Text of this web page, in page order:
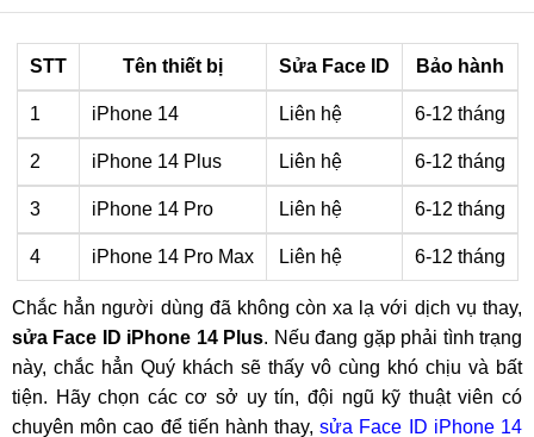
STT Tên thiết bị Sửa Face ID Bảo hành
1 iPhone 14 Liên hệ 6-12 tháng
2 iPhone 14 Plus Liên hệ 6-12 tháng
3 iPhone 14 Pro Liên hệ 6-12 tháng
4 iPhone 14 Pro Max Liên hệ 6-12 tháng
Chắc hẳn người dùng đã không còn xa lạ với dịch vụ thay,
sửa Face ID iPhone 14 Plus. Nếu đang gặp phải tình trạng
này, chắc hẳn Quý khách sẽ thấy vô cùng khó chịu và bất
tiện. Hãy chọn các cơ sở uy tín, đội ngũ kỹ thuật viên có
chuyên môn cao để tiến hành thay,sửa Face ID iPhone 14